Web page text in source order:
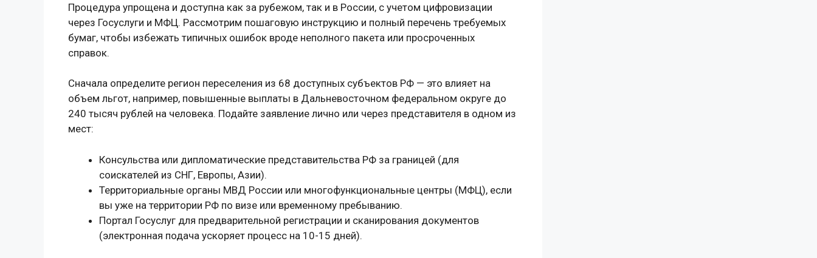
Процедура упрощена и доступна как за рубежом, так и в России, с учетом цифровизации
через Госуслуги и МФЦ. Рассмотрим пошаговую инструкцию и полный перечень требуемых
бумаг, чтобы избежать типичных ошибок вроде неполного пакета или просроченных
справок.
Сначала определите регион переселения из 68 доступных субъектов РФ — это влияет на
объем льгот, например, повышенные выплаты в Дальневосточном федеральном округе до
240 тысяч рублей на человека. Подайте заявление лично или через представителя в одном из
мест:
Консульства или дипломатические представительства РФ за границей (для
соискателей из СНГ, Европы, Азии).
Территориальные органы МВД России или многофункциональные центры (МФЦ), если
вы уже на территории РФ по визе или временному пребыванию.
Портал Госуслуг для предварительной регистрации и сканирования документов
(электронная подача ускоряет процесс на 10-15 дней).